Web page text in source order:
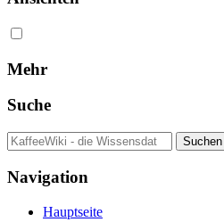
Mehr
Suche
Navigation
Hauptseite